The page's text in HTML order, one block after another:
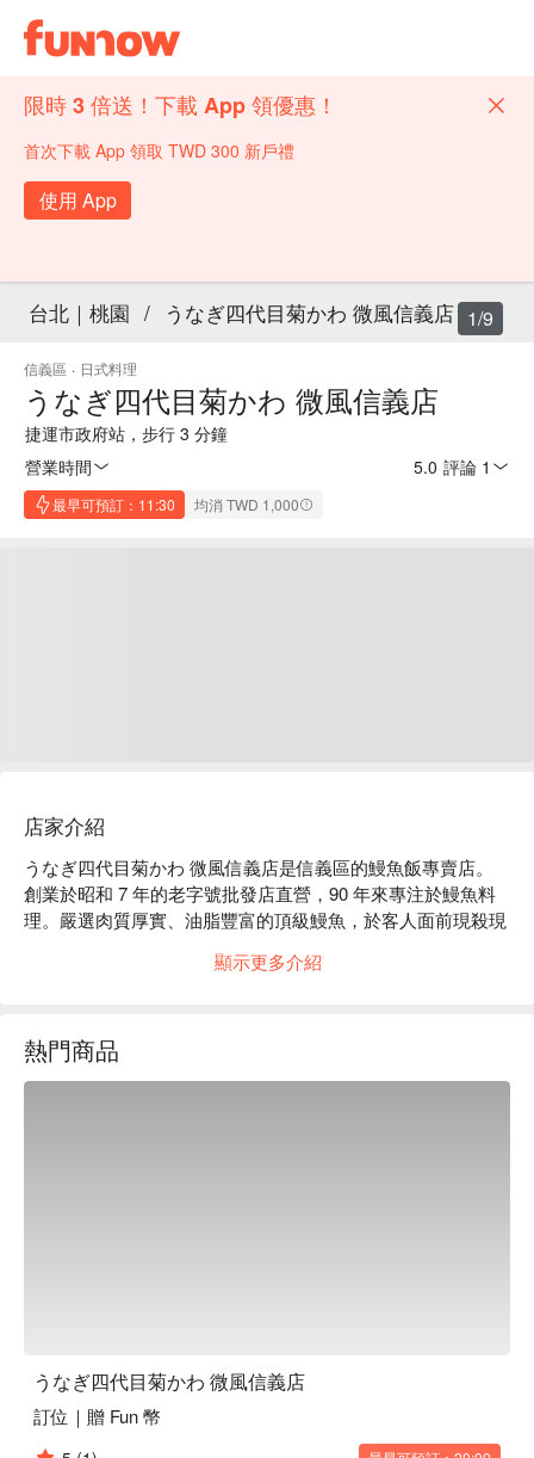
限時 3 倍送！下載 App 領優惠！
首次下載 App 領取 TWD 300 新戶禮
使用 App
台北｜桃園 / うなぎ四代目菊かわ 微風信義店
信義區 · 日式料理
うなぎ四代目菊かわ 微風信義店
捷運市政府站，步行 3 分鐘
營業時間
5.0 評論 1
最早可預訂：11:30 均消 TWD 1,000
1/9
店家介紹
うなぎ四代目菊かわ 微風信義店是信義區的鰻魚飯專賣店。
創業於昭和 7 年的老字號批發店直營，90 年來專注於鰻魚料
理。嚴選肉質厚實、油脂豐富的頂級鰻魚，於客人面前現殺現
秘傳醬汁，呈現香濃細膩的經典風味，邀您細細品味鰻魚職人
燒一本重、鰻骨仙貝
うなぎ四代目菊かわ 微風信義店評價：Google 4.7 星推薦
顯示更多介紹
熱門商品
うなぎ四代目菊かわ 微風信義店
訂位｜贈 Fun 幣